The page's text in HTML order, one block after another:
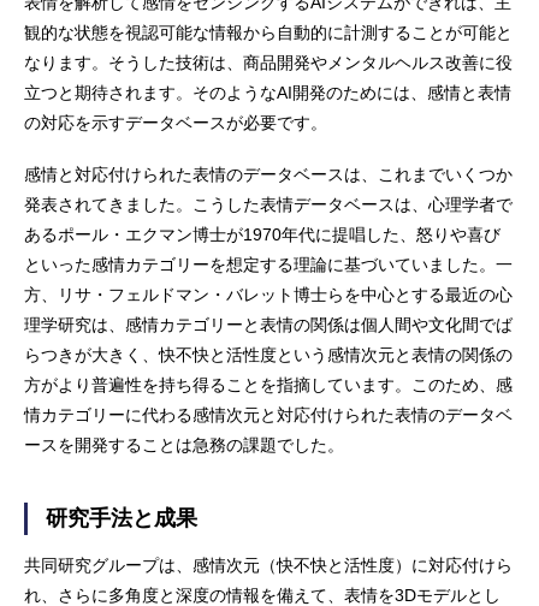
観的な状態を視認可能な情報から自動的に計測することが可能と
なります。そうした技術は、商品開発やメンタルヘルス改善に役
立つと期待されます。そのようなAI開発のためには、感情と表情
の対応を示すデータベースが必要です。
感情と対応付けられた表情のデータベースは、これまでいくつか
発表されてきました。こうした表情データベースは、心理学者で
あるポール・エクマン博士が1970年代に提唱した、怒りや喜び
といった感情カテゴリーを想定する理論に基づいていました。一
方、リサ・フェルドマン・バレット博士らを中心とする最近の心
理学研究は、感情カテゴリーと表情の関係は個人間や文化間でば
らつきが大きく、快不快と活性度という感情次元と表情の関係の
方がより普遍性を持ち得ることを指摘しています。このため、感
情カテゴリーに代わる感情次元と対応付けられた表情のデータベ
ースを開発することは急務の課題でした。
研究手法と成果
共同研究グループは、感情次元（快不快と活性度）に対応付けら
れ、さらに多角度と深度の情報を備えて、表情を3Dモデルとし